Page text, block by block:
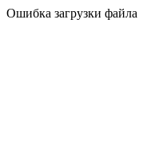
Ошибка загрузки файла